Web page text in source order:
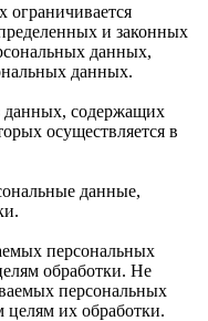
ограничивается
и законных
данных,
данных.
данных, содержащих
осуществляется в
данные,
персональных
обработки. Не
персональных
их обработки.